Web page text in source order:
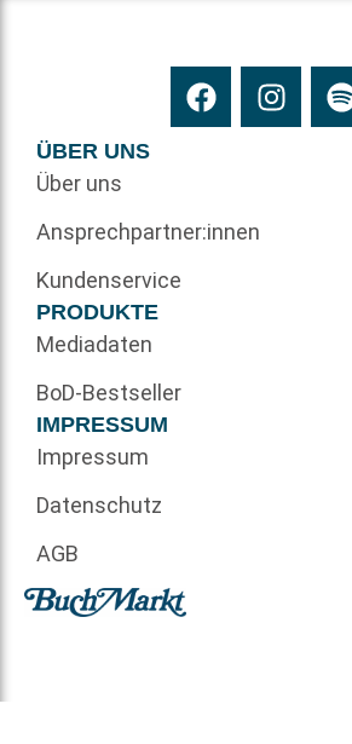
ÜBER UNS
Über uns
Ansprechpartner:innen
Kundenservice
PRODUKTE
Mediadaten
BoD-Bestseller
IMPRESSUM
Impressum
Datenschutz
AGB